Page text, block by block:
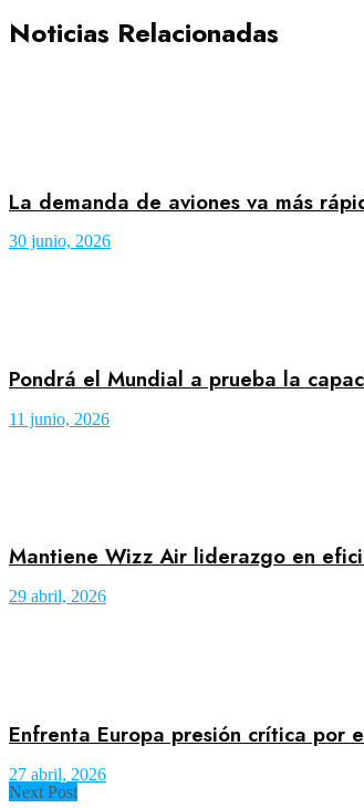
Noticias Relacionadas
La demanda de aviones va más
30 junio, 2026
Pondrá el Mundial a prueba la
11 junio, 2026
Mantiene Wizz Air liderazgo en
29 abril, 2026
Enfrenta Europa presión crítica por
27 abril, 2026
Next Post